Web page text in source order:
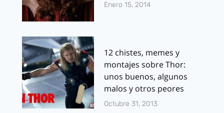
Enero 15, 2014
12 chistes, memes y
montajes sobre Thor:
unos buenos, algunos
malos y otros peores
Octubre 31, 2013